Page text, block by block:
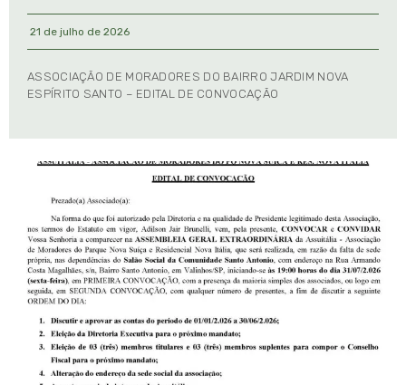
21 de julho de 2026
ASSOCIAÇÃO DE MORADORES DO BAIRRO JARDIM NOVA
ESPÍRITO SANTO – EDITAL DE CONVOCAÇÃO